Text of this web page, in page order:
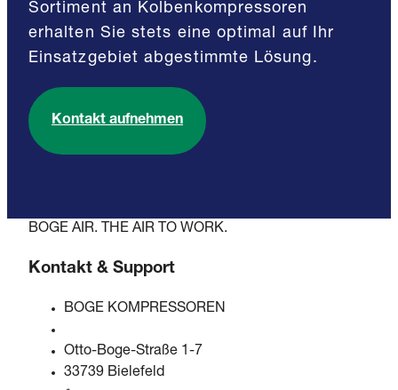
Sortiment an Kolbenkompressoren
erhalten Sie stets eine optimal auf Ihr
Einsatzgebiet abgestimmte Lösung.
Kontakt aufnehmen
BOGE AIR. THE AIR TO WORK.
Kontakt & Support
BOGE KOMPRESSOREN
Otto-Boge-Straße 1-7
33739 Bielefeld